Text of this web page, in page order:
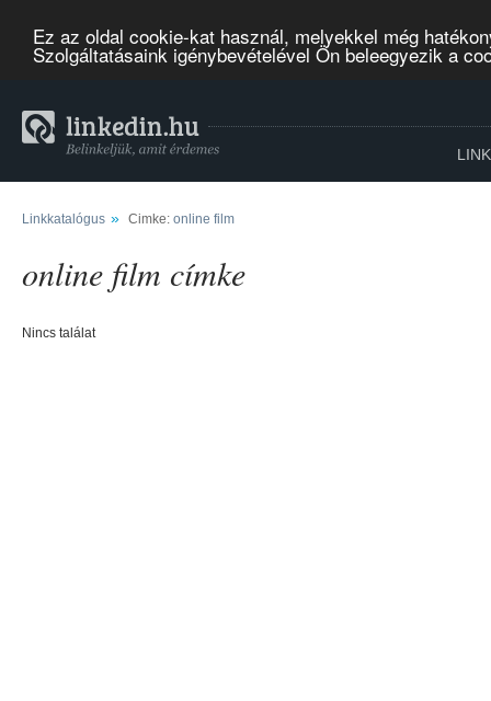
Ez az oldal cookie-kat használ, melyekkel még
Szolgáltatásaink igénybevételével Ön beleegyezik a
Linkkatalógus » Cimke: online film
online film címke
Nincs találat